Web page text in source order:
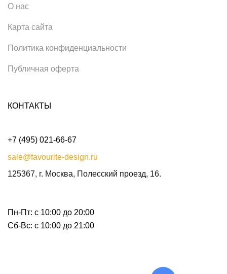
О нас
Карта сайта
Политика конфиденциальности
Публичная оферта
КОНТАКТЫ
+7 (495) 021-66-67
sale@favourite-design.ru
125367, г. Москва, Полесский проезд, 16.
Пн-Пт: с 10:00 до 20:00
Сб-Вс: с 10:00 до 21:00